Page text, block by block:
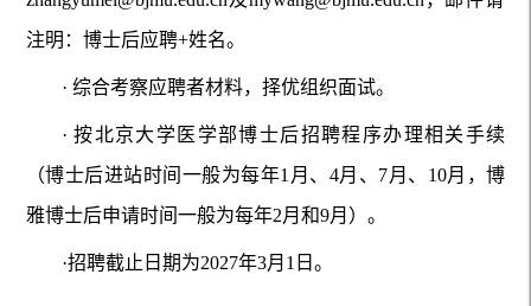
注明：博士后应聘+姓名。
· 综合考察应聘者材料，择优组织面试。
· 按北京大学医学部博士后招聘程序办理相关手续
（博士后进站时间一般为每年1月、4月、7月、10月，博
雅博士后申请时间一般为每年2月和9月）。
·招聘截止日期为2027年3月1日。